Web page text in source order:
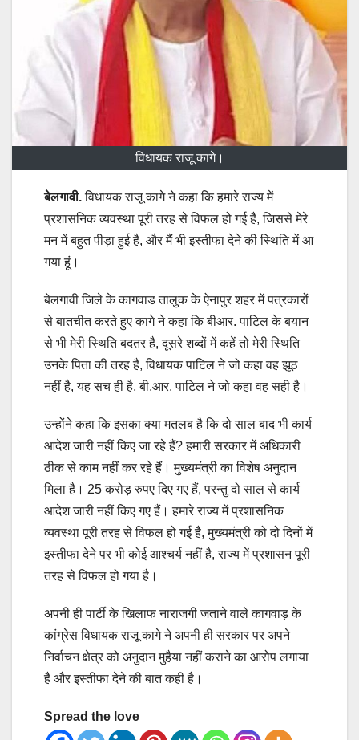
विधायक राजू कागे।
बेलगावी.विधायक राजू कागे ने कहा कि हमारे राज्य में
प्रशासनिक व्यवस्था पूरी तरह से विफल हो गई है, जिससे मेरे
मन में बहुत पीड़ा हुई है, और मैं भी इस्तीफा देने की स्थिति में आ
गया हूं।
बेलगावी जिले के कागवाड तालुक के ऐनापुर शहर में पत्रकारों
से बातचीत करते हुए कागे ने कहा कि बीआर. पाटिल के बयान
से भी मेरी स्थिति बदतर है, दूसरे शब्दों में कहें तो मेरी स्थिति
उनके पिता की तरह है, विधायक पाटिल ने जो कहा वह झूठ
नहीं है, यह सच ही है, बी.आर. पाटिल ने जो कहा वह सही है।
उन्होंने कहा कि इसका क्या मतलब है कि दो साल बाद भी कार्य
आदेश जारी नहीं किए जा रहे हैं? हमारी सरकार में अधिकारी
ठीक से काम नहीं कर रहे हैं। मुख्यमंत्री का विशेष अनुदान
मिला है। 25 करोड़ रुपए दिए गए हैं, परन्तु दो साल से कार्य
आदेश जारी नहीं किए गए हैं। हमारे राज्य में प्रशासनिक
व्यवस्था पूरी तरह से विफल हो गई है, मुख्यमंत्री को दो दिनों में
इस्तीफा देने पर भी कोई आश्चर्य नहीं है, राज्य में प्रशासन पूरी
तरह से विफल हो गया है।
अपनी ही पार्टी के खिलाफ नाराजगी जताने वाले कागवाड़ के
कांग्रेस विधायक राजू कागे ने अपनी ही सरकार पर अपने
निर्वाचन क्षेत्र को अनुदान मुहैया नहीं कराने का आरोप लगाया
है और इस्तीफा देने की बात कही है।
Spread the love